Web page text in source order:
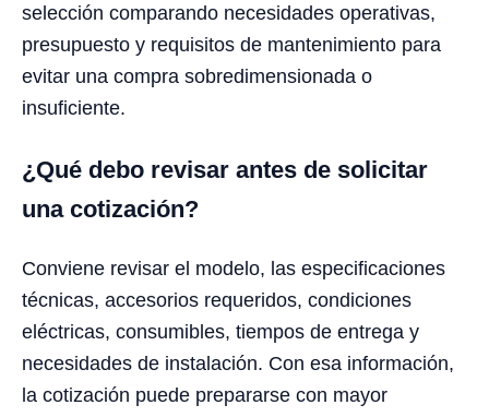
selección comparando necesidades operativas,
presupuesto y requisitos de mantenimiento para
evitar una compra sobredimensionada o
insuficiente.
¿Qué debo revisar antes de solicitar
una cotización?
Conviene revisar el modelo, las especificaciones
técnicas, accesorios requeridos, condiciones
eléctricas, consumibles, tiempos de entrega y
necesidades de instalación. Con esa información,
la cotización puede prepararse con mayor